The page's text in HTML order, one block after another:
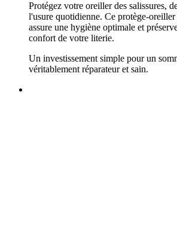
Protégez votre oreiller des salissures,
l'usure quotidienne. Ce protège-
assure une hygiène optimale et
confort de votre literie.
Un investissement simple pour un
véritablement réparateur et sain.